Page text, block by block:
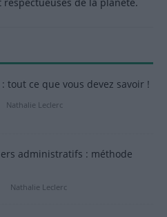
tout ce que vous devez savoir !
Nathalie Leclerc
administratifs : méthode
Nathalie Leclerc